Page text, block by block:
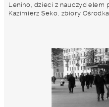
Lenino, dzieci z nauczycielem
Kazimierz Seko, zbiory